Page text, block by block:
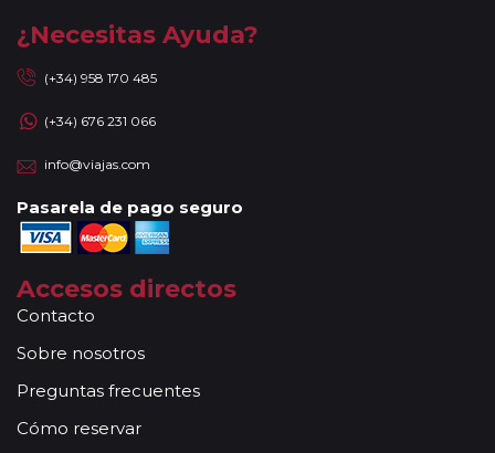
¿Necesitas Ayuda?
(+34) 958 170 485
(+34) 676 231 066
info@viajas.com
Pasarela de pago seguro
Accesos directos
Contacto
Sobre nosotros
Preguntas frecuentes
Cómo reservar